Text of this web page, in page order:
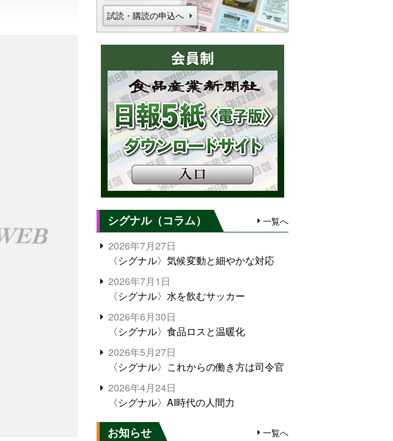
試読・購読の申込へ
シグナル（コラム） 一覧へ
2026年7月27日
〈シグナル〉気候変動と細やかな対応
2026年7月1日
〈シグナル〉水を飲むサッカー
2026年6月30日
〈シグナル〉食品ロスと温暖化
2026年5月27日
〈シグナル〉これからの働き方は司令官
2026年4月24日
〈シグナル〉AI時代の人間力
お知らせ 一覧へ